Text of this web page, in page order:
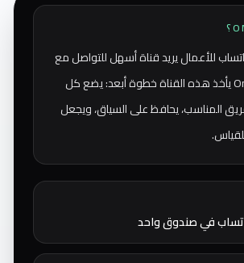
للأعمال يريد قناة أسهل للتواصل مع
العملاء. OnSync يأخذ هذه القناة خطوة أبعد: يضع كل
المناسب، يحافظ على السياق، ويجعل
في صندوق واحد